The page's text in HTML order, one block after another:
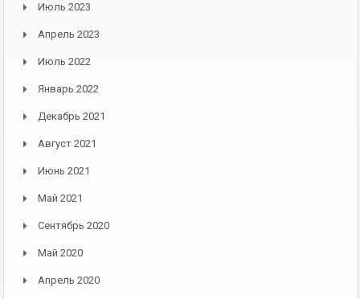
Июль 2023
Апрель 2023
Июль 2022
Январь 2022
Декабрь 2021
Август 2021
Июнь 2021
Май 2021
Сентябрь 2020
Май 2020
Апрель 2020